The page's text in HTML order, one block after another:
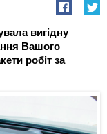
вигідну
Вашого
робіт за